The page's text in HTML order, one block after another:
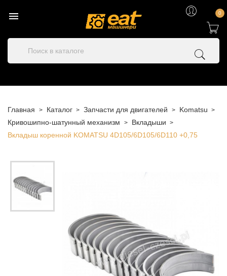
 0
Главная Каталог Запчасти для двигателей
Komatsu
Кривошипно-шатунный механизм
Вкладыши
Вкладыш коренной KOMATSU 4D105/6D105/6D110 +0,75